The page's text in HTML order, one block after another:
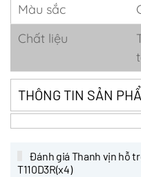
Màu sắc
Chất liệu
THÔNG TIN SẢN
Đánh giá Thanh vịn hỗ
T110D3R(x4)